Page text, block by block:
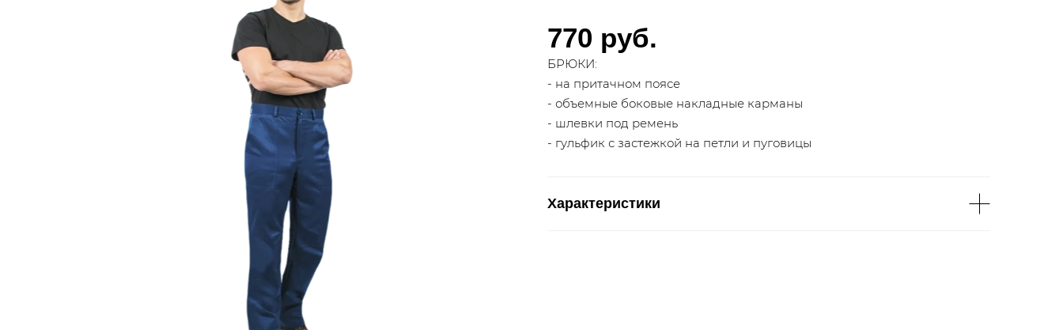
770 руб.
БРЮКИ:
- на притачном поясе
- объемные боковые накладные карманы
- шлевки под ремень
- гульфик с застежкой на петли и пуговицы
Характеристики